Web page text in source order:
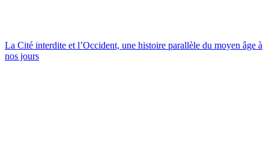
La Cité interdite et l’Occident, une histoire parallèle du moyen âge à
nos jours